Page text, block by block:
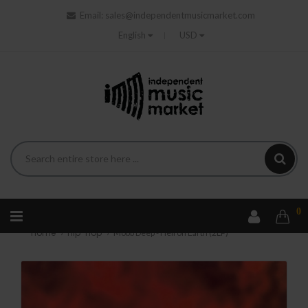
Email:
sales@independentmusicmarket.com
English
USD
0
Home Hip-hop Mobb Deep - Hell on Earth (2LP)